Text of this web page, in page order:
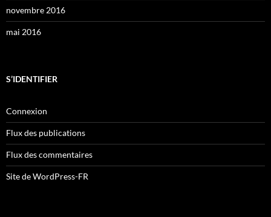
novembre 2016
mai 2016
S’IDENTIFIER
Connexion
Flux des publications
Flux des commentaires
Site de WordPress-FR